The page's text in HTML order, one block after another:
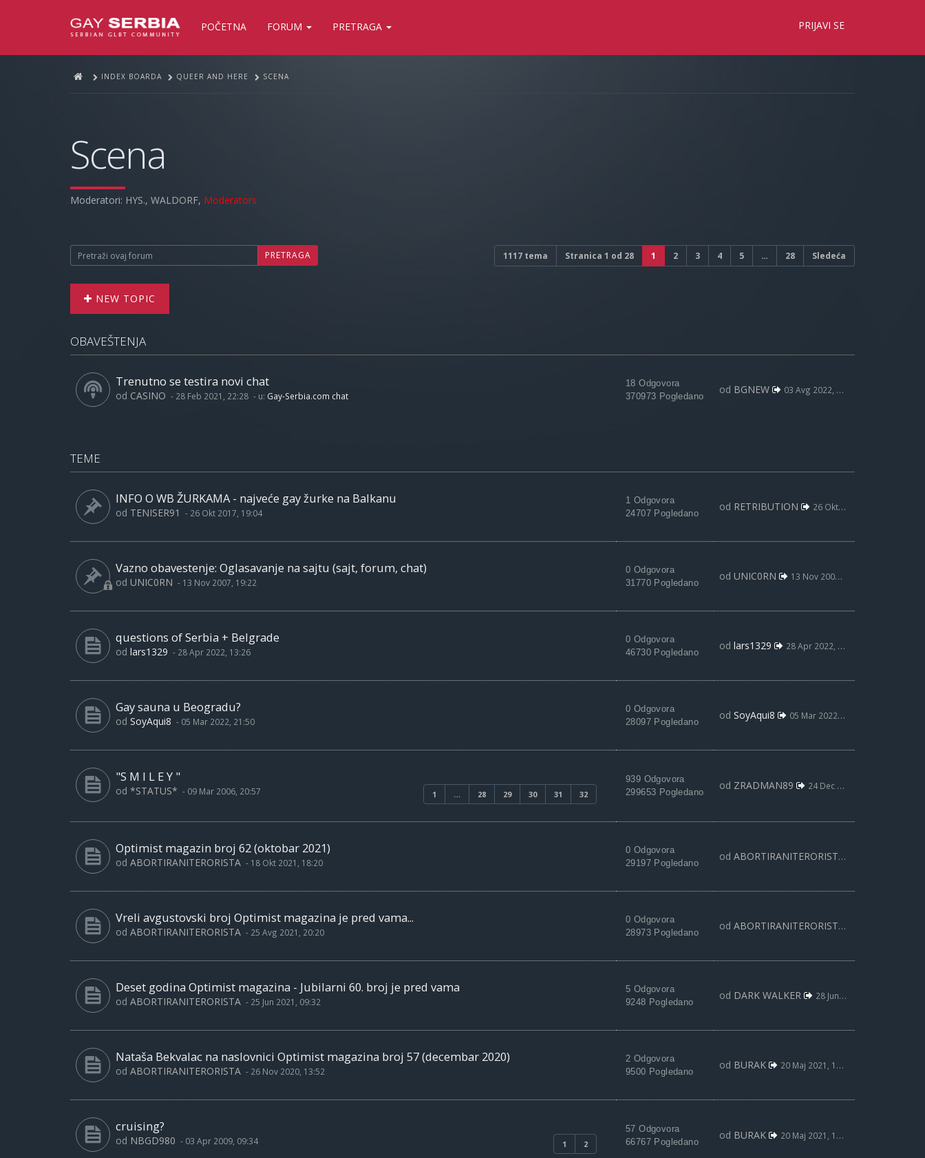
POČETNA FORUM PRETRAGA PRIJAVI SE
INDEX BOARDA QUEER AND HERE SCENA
Scena
Moderatori: HYS., WALDORF, Moderators
PRETRAGA 1117 tema Stranica 1 od 28 1 2 3 4 5 … 28 Sledeća
NEW TOPIC
OBAVEŠTENJA
Trenutno se testira novi chat
od CASINO - 28 Feb 2021, 22:28 - u: Gay-Serbia.com chat
18 Odgovora
370973 Pogledano
od BGNEW 03 Avg 2022, 09:59
TEME
INFO O WB ŽURKAMA - najveće gay žurke na Balkanu
od TENISER91 - 26 Okt 2017, 19:04
1 Odgovora
24707 Pogledano
od RETRIBUTION 26 Okt 2017, 19:15
Vazno obavestenje: Oglasavanje na sajtu (sajt, forum, chat)
od UNIC0RN - 13 Nov 2007, 19:22
0 Odgovora
31770 Pogledano
od UNIC0RN 13 Nov 2007, 19:22
questions of Serbia + Belgrade
od lars1329 - 28 Apr 2022, 13:26
0 Odgovora
46730 Pogledano
od lars1329 28 Apr 2022, 13:26
Gay sauna u Beogradu?
od SoyAqui8 - 05 Mar 2022, 21:50
0 Odgovora
28097 Pogledano
od SoyAqui8 05 Mar 2022, 21:50
"S M I L E Y "
1 … 28 29 30 31 32
od *STATUS* - 09 Mar 2006, 20:57
939 Odgovora
299653 Pogledano
od ZRADMAN89 24 Dec 2021, 12:37
Optimist magazin broj 62 (oktobar 2021)
od ABORTIRANITERORISTA - 18 Okt 2021, 18:20
0 Odgovora
29197 Pogledano
od ABORTIRANITERORISTA
Vreli avgustovski broj Optimist magazina je pred vama...
od ABORTIRANITERORISTA - 25 Avg 2021, 20:20
0 Odgovora
28973 Pogledano
od ABORTIRANITERORISTA
Deset godina Optimist magazina - Jubilarni 60. broj je pred vama
od ABORTIRANITERORISTA - 25 Jun 2021, 09:32
5 Odgovora
9248 Pogledano
od DARK WALKER 28 Jun 2021, 15:07
Nataša Bekvalac na naslovnici Optimist magazina broj 57 (decembar 2020)
od ABORTIRANITERORISTA - 26 Nov 2020, 13:52
2 Odgovora
9500 Pogledano
od BURAK 20 Maj 2021, 19:07
cruising?
1 2
od NBGD980 - 03 Apr 2009, 09:34
57 Odgovora
66767 Pogledano
od BURAK 20 Maj 2021, 19:05